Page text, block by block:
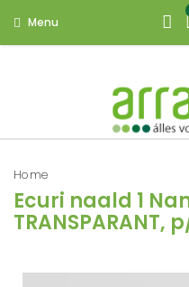
Menu
Home
Ecuri naald 1
TRANSPARANT,